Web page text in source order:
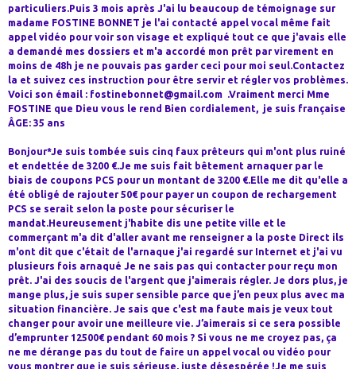
particuliers.Puis 3 mois après J'ai lu beaucoup de témoignage sur
madame FOSTINE BONNET je l'ai contacté appel vocal même fait
appel vidéo pour voir son visage et expliqué tout ce que j'avais elle
a demandé mes dossiers et m'a accordé mon prêt par virement en
moins de 48h je ne pouvais pas garder ceci pour moi seul.Contactez
la et suivez ces instruction pour être servir et régler vos problèmes.
Voici son émail : fostinebonnet@gmail.com .Vraiment merci Mme
FOSTINE que Dieu vous le rend Bien cordialement, je suis française
ÂGE: 35 ans
Bonjour*Je suis tombée suis cinq faux prêteurs qui m'ont plus ruiné
et endettée de 3200 €.Je me suis fait bêtement arnaquer par le
biais de coupons PCS pour un montant de 3200 €.Elle me dit qu'elle a
été obligé de rajouter 50€ pour payer un coupon de rechargement
PCS se serait selon la poste pour sécuriser le
mandat.Heureusement j'habite dis une petite ville et le
commerçant m'a dit d'aller avant me renseigner a la poste Direct ils
m'ont dit que c'était de l'arnaque j'ai regardé sur Internet et j'ai vu
plusieurs fois arnaqué Je ne sais pas qui contacter pour reçu mon
prêt. J'ai des soucis de l'argent que j'aimerais régler. Je dors plus, je
mange plus, je suis super sensible parce que j’en peux plus avec ma
situation financière. Je sais que c'est ma faute mais je veux tout
changer pour avoir une meilleure vie. J’aimerais si ce sera possible
d’emprunter 12500€ pendant 60 mois ? Si vous ne me croyez pas, ça
ne me dérange pas du tout de faire un appel vocal ou vidéo pour
vous montrer que je suis sérieuse, juste désespérée !Je me suis